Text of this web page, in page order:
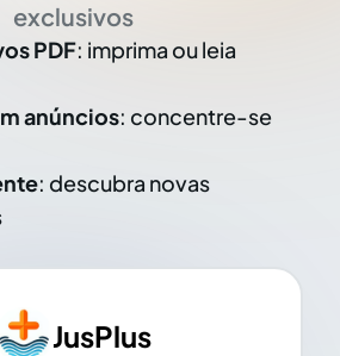
exclusivos
PDF: imprima ou leia
anúncios: concentre-se
: descubra novas
JusPlus